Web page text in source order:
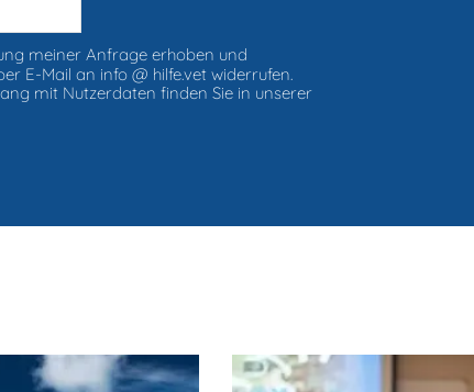
meiner Anfrage erhoben und
E-Mail an info @ hilfe.vet widerrufen.
mit Nutzerdaten finden Sie in unserer